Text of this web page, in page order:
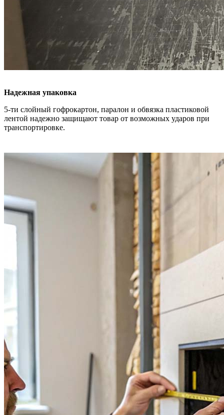
Надежная упаковка
5-ти слойный гофрокартон, паралон и обвязка пластиковой
лентой надежно защищают товар от возможных ударов при
транспортировке.